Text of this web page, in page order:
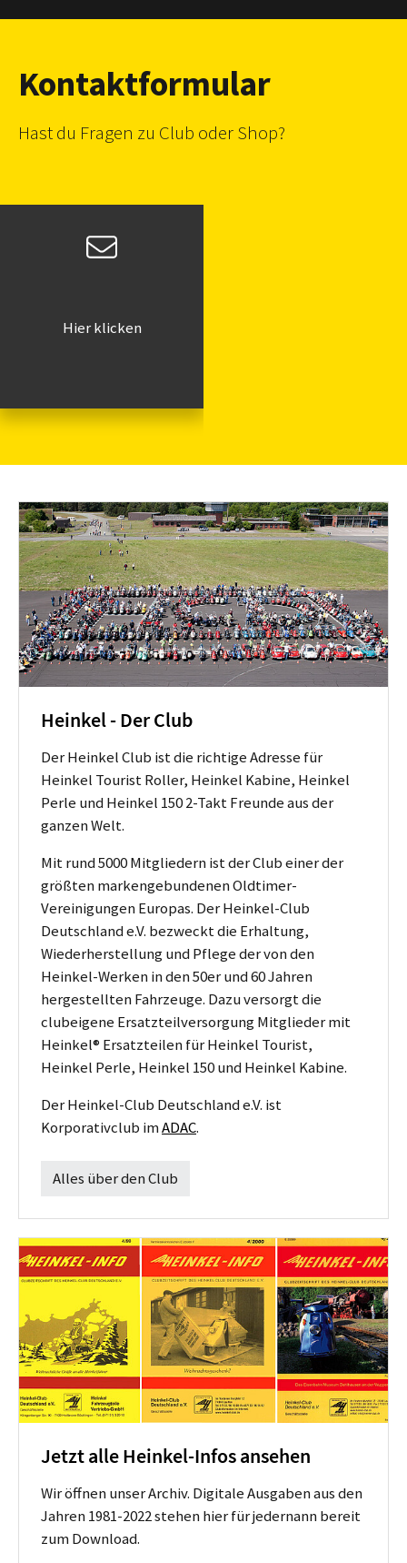
Kontaktformular
Hast du Fragen zu Club oder Shop?
Hier klicken
Heinkel - Der Club
Der Heinkel Club ist die richtige Adresse für
Heinkel Tourist Roller, Heinkel Kabine, Heinkel
Perle und Heinkel 150 2-Takt Freunde aus der
ganzen Welt.
Mit rund 5000 Mitgliedern ist der Club einer der
größten markengebundenen Oldtimer-
Vereinigungen Europas. Der Heinkel-Club
Deutschland e.V. bezweckt die Erhaltung,
Wiederherstellung und Pflege der von den
Heinkel-Werken in den 50er und 60 Jahren
hergestellten Fahrzeuge. Dazu versorgt die
clubeigene Ersatzteilversorgung Mitglieder mit
Heinkel® Ersatzteilen für Heinkel Tourist,
Heinkel Perle, Heinkel 150 und Heinkel Kabine.
Der Heinkel-Club Deutschland e.V. ist
Korporativclub imADAC.
Alles über den Club
Jetzt alle Heinkel-Infos ansehen
Wir öffnen unser Archiv. Digitale Ausgaben aus den
Jahren 1981-2022 stehen hier für jedernann bereit
zum Download.